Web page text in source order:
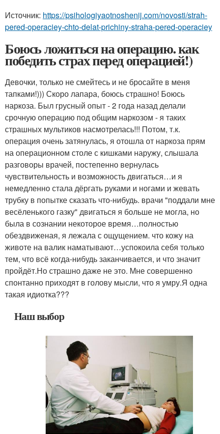
Источник: https://psihologiyaotnoshenij.com/novosti/strah-
pered-operaciey-chto-delat-prichiny-straha-pered-operaciey
Боюсь ложиться на операцию. как
победить страх перед операцией!)
Девочки, только не смейтесь и не бросайте в меня
тапками!))) Скоро лапара, боюсь страшно! Боюсь
наркоза. Был грусный опыт - 2 года назад делали
срочную операцию под общим наркозом - я таких
страшных мультиков насмотрелась!!! Потом, т.к.
операция очень затянулась, я отошла от наркоза прям
на операционном столе с кишками наружу, слышала
разговоры врачей, постепенно вернулась
чувствительность и возможность двигаться…и я
немедленно стала дёргать руками и ногами и жевать
трубку в попытке сказать что-нибудь. врачи "поддали мне
весёленького газку" двигаться я больше не могла, но
была в сознании некоторое время…полностью
обездвиженая, я лежала с ощущением. что кожу на
животе на валик наматывают…успокоила себя только
тем, что всё когда-нибудь заканчивается, и что значит
пройдёт.Но страшно даже не это. Мне совершенно
спонтанно приходят в голову мысли, что я умру.Я одна
такая идиотка???
Наш выбор